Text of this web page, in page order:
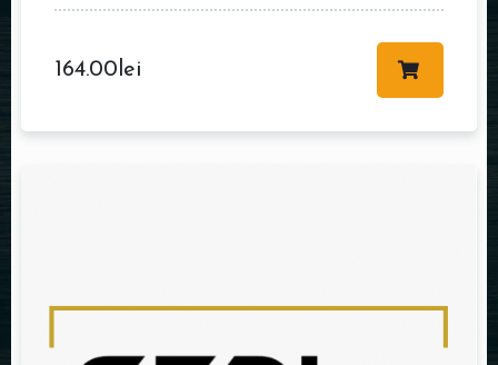
164.00 lei